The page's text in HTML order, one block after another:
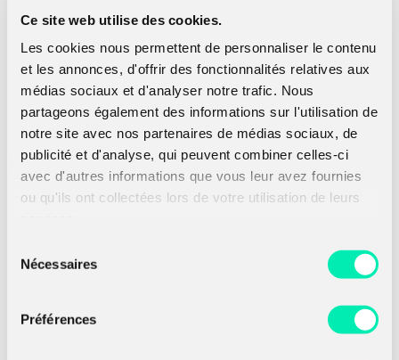
Ce site web utilise des cookies.
Les cookies nous permettent de personnaliser le contenu
et les annonces, d'offrir des fonctionnalités relatives aux
médias sociaux et d'analyser notre trafic. Nous
partageons également des informations sur l'utilisation de
notre site avec nos partenaires de médias sociaux, de
publicité et d'analyse, qui peuvent combiner celles-ci
avec d'autres informations que vous leur avez fournies
ou qu'ils ont collectées lors de votre utilisation de leurs
Nécessaires
Préférences
Voir les dernièrespublications